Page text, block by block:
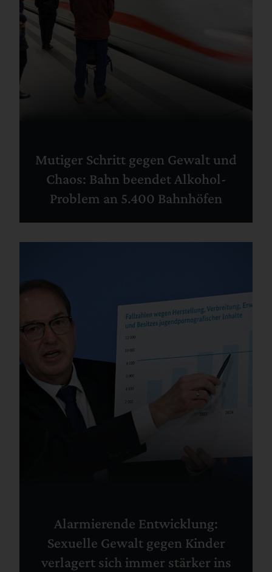
Mutiger Schritt gegen Gewalt und
Chaos: Bahn beendet Alkohol-
Problem an 5.400 Bahnhöfen
Alarmierende Entwicklung:
Sexuelle Gewalt gegen Kinder
verlagert sich immer stärker ins